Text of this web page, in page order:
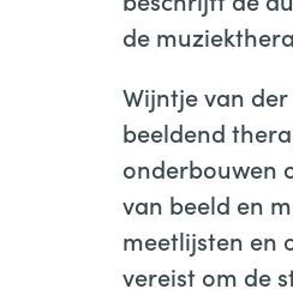
de
Wijntje van
beeldend
onderbouwen
van beeld en
meetlijsten en
vereist om de